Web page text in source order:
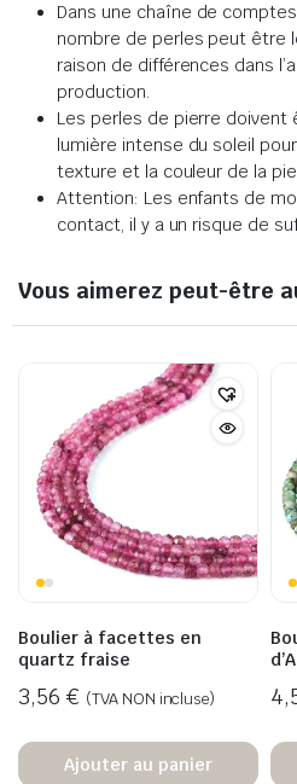
Dans une chaîne de
nombre de perles peut être
raison de différences dans
production.
Les perles de pierre
lumière intense du soleil
texture et la couleur de la
Attention: Les enfants de
contact, il y a un risque de
Vous aimerez peut-être
Boulier à facettes en
quartz fraise
3,56 € (TVA NON incluse)
Ajouter au panier